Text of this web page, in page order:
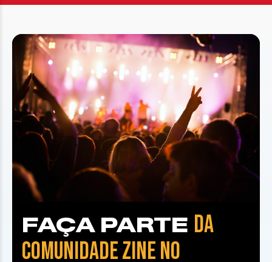
FAÇA PARTE DA
COMUNIDADE ZINE NO